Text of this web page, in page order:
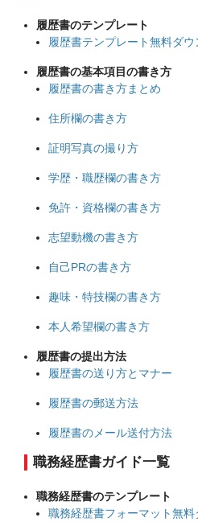
履歴書のテンプレート
履歴書テンプレート無料ダウ
履歴書の基本項目の書き方
履歴書の書き方まとめ
住所欄の書き方
証明写真の撮り方
学歴・職歴欄の書き方
免許・資格欄の書き方
志望動機の書き方
自己PRの書き方
趣味・特技欄の書き方
本人希望欄の書き方
履歴書の提出方法
履歴書の送り方とマナー
履歴書の郵送方法
履歴書のメール送付方法
職務経歴書ガイド一覧
職務経歴書のテンプレート
職務経歴書フォーマット無料